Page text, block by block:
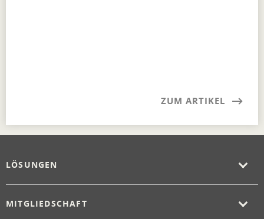
ZUM ARTIKEL
LÖSUNGEN
MITGLIEDSCHAFT